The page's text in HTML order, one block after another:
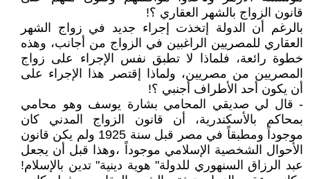
قانون الزواج بالشهر العقاري ؟!
بالرغم أن الدولة إتخذت إجراء جديد في زواج الشهر
العقاري للمصريين الراغبين في الزواج من أجانب، وهذه
خطوة رائعة، فلماذا لا تطبق نفس الإجراء على زواج
المصريين من مصريين، ولماذا إقتصر هذا الإجراء على
أن يكون أحد الأطراف أجنبي ؟!
- قال لي صديقي المحامي بشارة يوسف وهو محامي
بمحاكم بالأسكندرية، أن قانون الزواج المدني كان
موجوداً ومطبقاً في مصر قبل سنة 1925 ولم يكن قانون
الأحوال الشخصية الإسلامي موجوداً ،وهذا قبل أن يجعل
عبد الرزاق السنهوري للدولة" هوية دينية" تدين بالإسلام!